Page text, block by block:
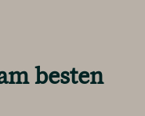
besten